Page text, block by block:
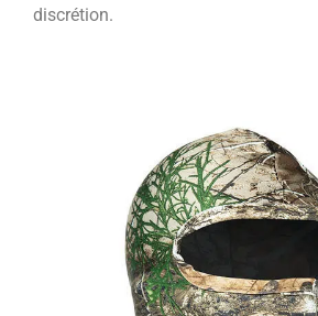
discrétion.